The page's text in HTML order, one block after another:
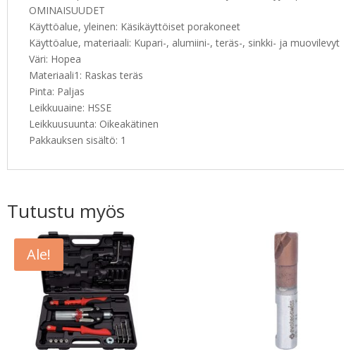
OMINAISUUDET
Käyttöalue, yleinen: Käsikäyttöiset porakoneet
Käyttöalue, materiaali: Kupari-, alumiini-, teräs-, sinkki- ja muovilevyt
Väri: Hopea
Materiaali1: Raskas teräs
Pinta: Paljas
Leikkuuaine: HSSE
Leikkuusuunta: Oikeakätinen
Pakkauksen sisältö: 1
Tutustu myös
Ale!